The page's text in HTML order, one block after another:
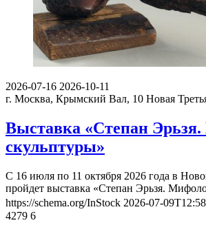
2026-07-16 2026-10-11
г. Москва, Крымский Вал, 10 Новая
Выставка «Степан
скульптуры»
С 16 июля по 11 октября 2026 года в
пройдет выставка «Степан Эрьзя.
https://schema.org/InStock 2026-07-
4279 6